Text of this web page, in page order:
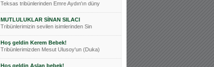
Teksas tribünlerinden Emre Aydın'ın düny
MUTLULUKLAR SİNAN SILACI
Tribünlerimizin sevilen isimlerinden Sin
Hoş geldin Kerem Bebek!
Tribünlerimizden Mesut Ulusoy'un (Duka)
Hoş geldin Aslan bebek!